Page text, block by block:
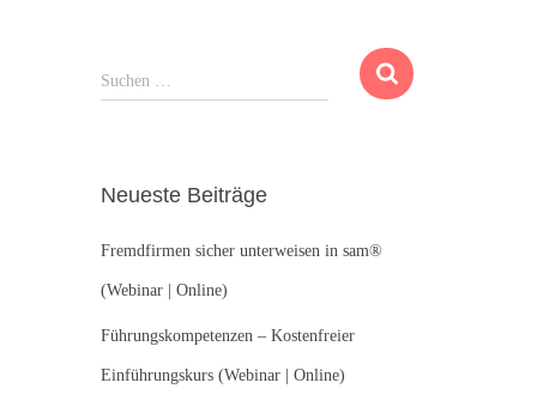
u
n
a
c
:
Suchen …
Neueste Beiträge
Fremdfirmen sicher unterweisen in sam®
(Webinar | Online)
Führungskompetenzen – Kostenfreier
Einführungskurs (Webinar | Online)